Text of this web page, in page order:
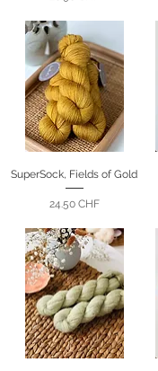
SuperSock, Fields of Gold
Prix
24.50 CHF